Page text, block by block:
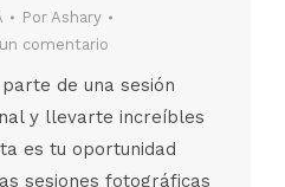
Por Ashary
comentario
de una sesión
y llevarte increíbles
es tu oportunidad
sesiones fotográficas